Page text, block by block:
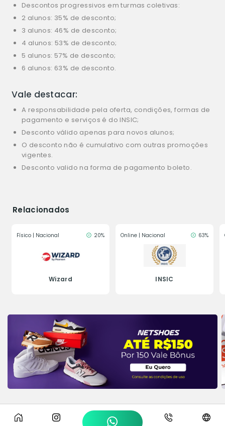
Descontos progressivos em turmas coletivas:
2 alunos: 35% de desconto;
3 alunos: 46% de desconto;
4 alunos: 53% de desconto;
5 alunos: 57% de desconto;
6 alunos: 63% de desconto.
Vale destacar:
A responsabilidade pela oferta, condições, formas de
pagamento e serviços é do INSIC;
Desconto válido apenas para novos alunos;
O desconto não é cumulativo com outras promoções
vigentes.
Desconto valido na forma de pagamento boleto.
Relacionados
Físico | Nacional 20%
Wizard
Online | Nacional 63%
INSIC